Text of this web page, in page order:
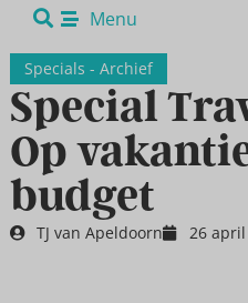
Menu
Specials - Archief
Special
Op
budget
TJ van Apeldoorn 26